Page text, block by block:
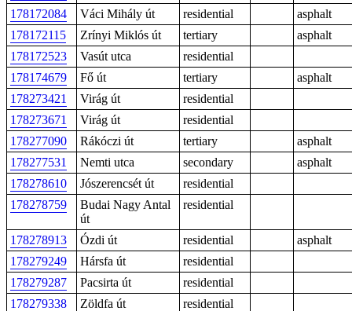
178172084
Váci Mihály út residential
asphalt
178172115
Zrínyi Miklós út tertiary
asphalt
178172523
Vasút utca
residential
178174679
Fő út tertiary
asphalt
178273421
Virág út
residential
178273671
Virág út
residential
178277090
Rákóczi út tertiary
asphalt
178277531
Nemti utca secondary
asphalt
178278610
Jószerencsét út
residential
178278759
Budai Nagy Antal
út
residential
178278913 Ózdi út residential
asphalt
178279249
Hársfa út
residential
178279287
Pacsirta út
residential
178279338
Zöldfa út
residential